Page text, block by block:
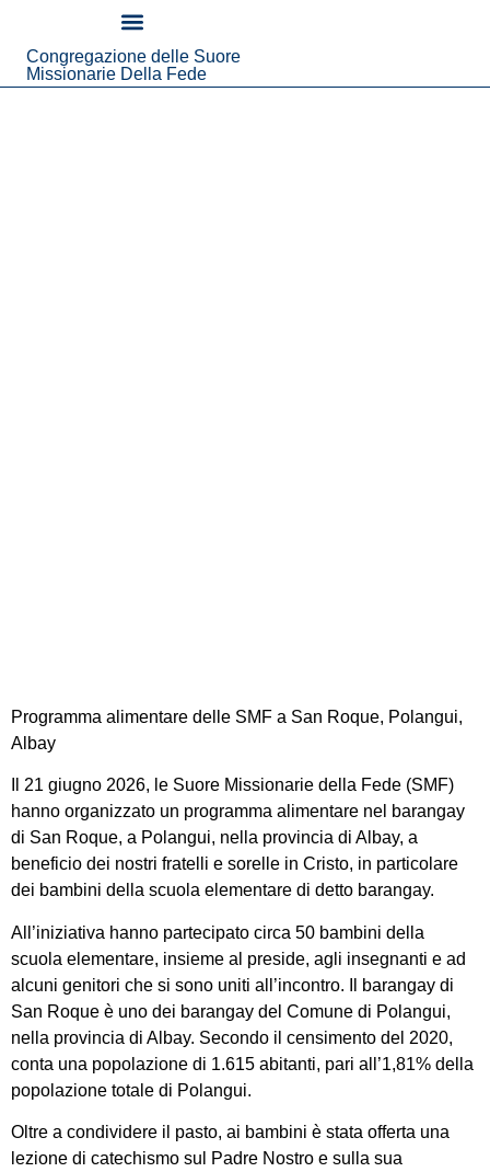
Congregazione delle Suore
Missionarie Della Fede
Programma alimentare delle SMF a San Roque, Polangui,
Albay
Il 21 giugno 2026, le Suore Missionarie della Fede (SMF)
hanno organizzato un programma alimentare nel barangay
di San Roque, a Polangui, nella provincia di Albay, a
beneficio dei nostri fratelli e sorelle in Cristo, in particolare
dei bambini della scuola elementare di detto barangay.
All’iniziativa hanno partecipato circa 50 bambini della
scuola elementare, insieme al preside, agli insegnanti e ad
alcuni genitori che si sono uniti all’incontro. Il barangay di
San Roque è uno dei barangay del Comune di Polangui,
nella provincia di Albay. Secondo il censimento del 2020,
conta una popolazione di 1.615 abitanti, pari all’1,81% della
popolazione totale di Polangui.
Oltre a condividere il pasto, ai bambini è stata offerta una
lezione di catechismo sul Padre Nostro e sulla sua